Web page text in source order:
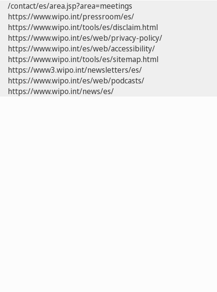
/contact/es/area.jsp?area=meetings
https://www.wipo.int/pressroom/es/
https://www.wipo.int/tools/es/disclaim.html
https://www.wipo.int/es/web/privacy-policy/
https://www.wipo.int/es/web/accessibility/
https://www.wipo.int/tools/es/sitemap.html
https://www3.wipo.int/newsletters/es/
https://www.wipo.int/es/web/podcasts/
https://www.wipo.int/news/es/